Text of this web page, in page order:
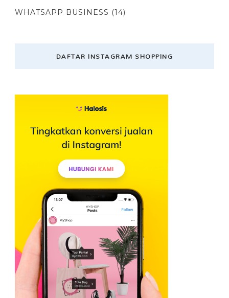
WHATSAPP BUSINESS (14)
DAFTAR INSTAGRAM SHOPPING